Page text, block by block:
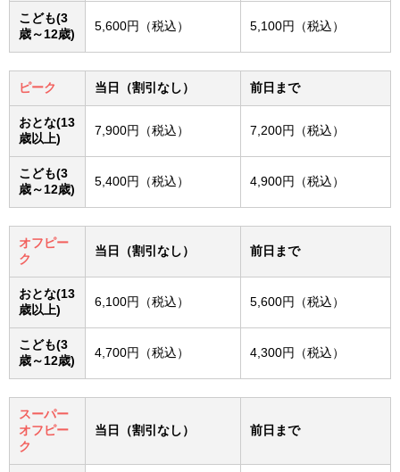
こども(3
歳～12歳)
5,600円（税込） 5,100円（税込）
ピーク 当日（割引なし） 前日まで
おとな(13
歳以上)
7,900円（税込） 7,200円（税込）
こども(3
歳～12歳)
5,400円（税込） 4,900円（税込）
オフピー
ク
当日（割引なし） 前日まで
おとな(13
歳以上)
6,100円（税込） 5,600円（税込）
こども(3
歳～12歳)
4,700円（税込） 4,300円（税込）
スーパー
オフピー
ク
当日（割引なし） 前日まで